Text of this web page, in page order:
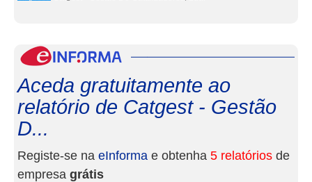
Aceda gratuitamente ao
relatório de Catgest - Gestão
D...
Registe-se na eInforma e obtenha 5 relatórios de
empresa grátis